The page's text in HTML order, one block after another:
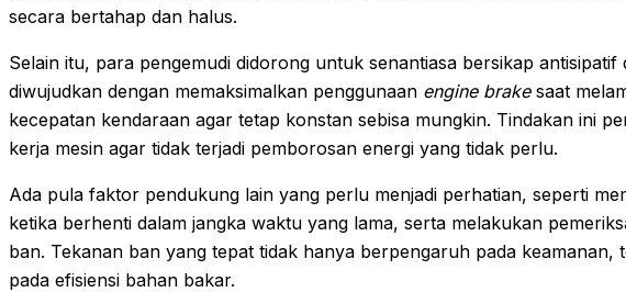
secara bertahap dan halus.
Selain itu, para pengemudi didorong untuk senantiasa bersikap antisipatif
diwujudkan dengan memaksimalkan penggunaan engine brakesaat
kecepatan kendaraan agar tetap konstan sebisa mungkin. Tindakan ini
kerja mesin agar tidak terjadi pemborosan energi yang tidak perlu.
Ada pula faktor pendukung lain yang perlu menjadi perhatian, seperti
ketika berhenti dalam jangka waktu yang lama, serta melakukan
ban. Tekanan ban yang tepat tidak hanya berpengaruh pada keamanan,
pada efisiensi bahan bakar.